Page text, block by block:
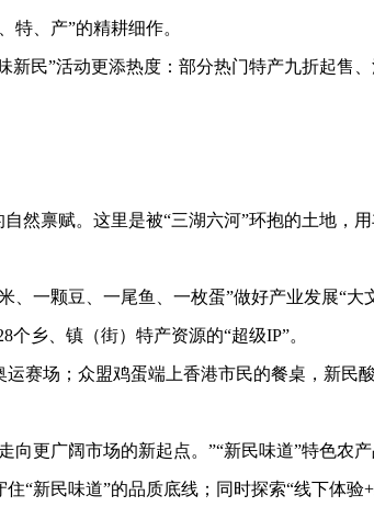
特、产”的精耕细作。
民”活动更添热度：部分热门特产九折起售
禀赋。这里是被“三湖六河”环抱的土地，
一颗豆、一尾鱼、一枚蛋”做好产业发展“大
乡、镇（街）特产资源的“超级IP”。
场；众盟鸡蛋端上香港市民的餐桌，新民
更广阔市场的新起点。”“新民味道”特色农
“新民味道”的品质底线；同时探索“线下体